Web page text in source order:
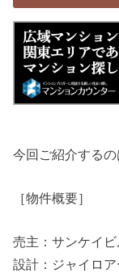
今回ご紹介する
［物件概要］
売主：サンケイ
設計：ジャイロ